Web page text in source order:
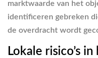
marktwaarde van het
identificeren gebreken
de overdracht wordt
Lokale risico’s